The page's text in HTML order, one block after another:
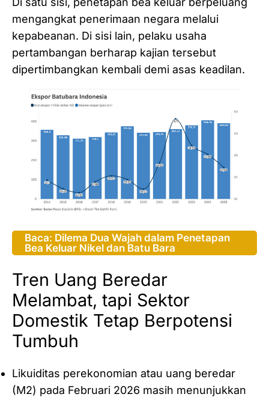
mengangkat penerimaan negara melalui
kepabeanan. Di sisi lain, pelaku usaha
pertambangan berharap kajian tersebut
dipertimbangkan kembali demi asas keadilan.
Baca: Dilema Dua Wajah dalam Penetapan
Bea Keluar Nikel dan Batu Bara
Tren Uang Beredar
Melambat, tapi Sektor
Domestik Tetap Berpotensi
Tumbuh
Likuiditas perekonomian atau uang beredar
(M2) pada Februari 2026 masih menunjukkan